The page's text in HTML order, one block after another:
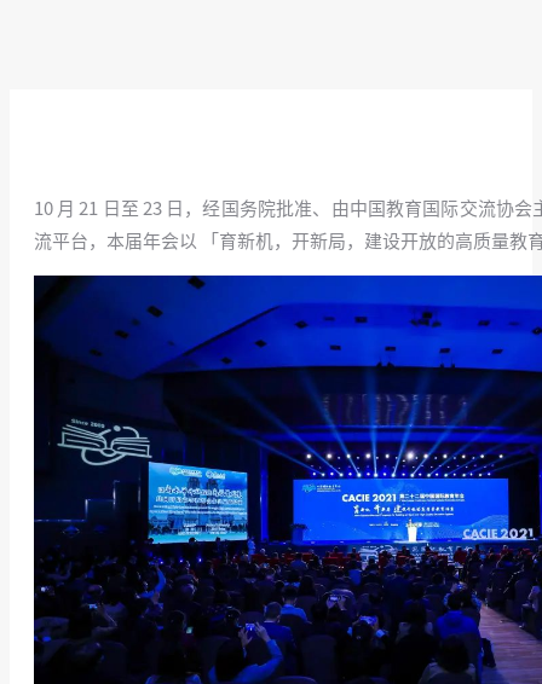
10 月 21 日至 23 日，经国务院批准、由中国教育国际交流协
流平台，本届年会以 「育新机，开新局，建设开放的高质量